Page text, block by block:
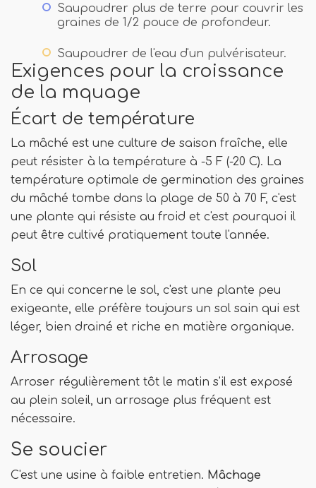
Saupoudrer plus de terre pour couvrir les
graines de 1/2 pouce de profondeur.
Saupoudrer de l'eau d'un pulvérisateur.
Exigences pour la croissance
de la mquage
Écart de température
La mâché est une culture de saison fraîche, elle
peut résister à la température à -5 F (-20 C). La
température optimale de germination des graines
du mâché tombe dans la plage de 50 à 70 F, c'est
une plante qui résiste au froid et c'est pourquoi il
peut être cultivé pratiquement toute l'année.
Sol
En ce qui concerne le sol, c'est une plante peu
exigeante, elle préfère toujours un sol sain qui est
léger, bien drainé et riche en matière organique.
Arrosage
Arroser régulièrement tôt le matin s'il est exposé
au plein soleil, un arrosage plus fréquent est
nécessaire.
Se soucier
C'est une usine à faible entretien. Mâchage